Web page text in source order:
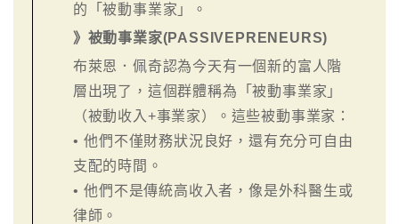
的「被動事業家」。
》被動事業家(PASSIVEPRENEURS)
布萊恩．佩奇認為今天有一個新的富人階
層出現了，這個群體稱為「被動事業家」
（被動收入+事業家）。這些被動事業家：
• 他們不僅財務狀況良好，還有充分可自由
支配的時間。
• 他們不是傳統高收入者，像是外科醫生或
律師。